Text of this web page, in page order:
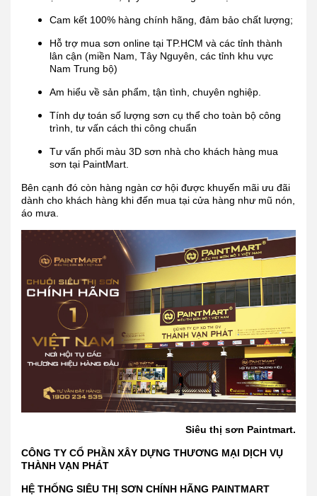
Cam kết 100% hàng chính hãng, đảm bảo chất lượng;
Hỗ trợ mua sơn online tại TP.HCM và các tỉnh thành
lân cận (miền Nam, Tây Nguyên, các tỉnh khu vực
Nam Trung bộ)
Am hiểu về sản phẩm, tận tình, chuyên nghiệp.
Tính dự toán số lượng sơn cụ thể cho toàn bộ công
trình, tư vấn cách thi công chuẩn
Tư vấn phối màu 3D sơn nhà cho khách hàng mua
sơn tại PaintMart.
Bên cạnh đó còn hàng ngàn cơ hội được khuyến mãi ưu đãi
dành cho khách hàng khi đến mua tại cửa hàng như mũ nón,
áo mưa.
Siêu thị sơn Paintmart.
CÔNG TY CỔ PHẦN XÂY DỰNG THƯƠNG MẠI DỊCH VỤ
THÀNH VẠN PHÁT
HỆ THỐNG SIÊU THỊ SƠN CHÍNH HÃNG PAINTMART